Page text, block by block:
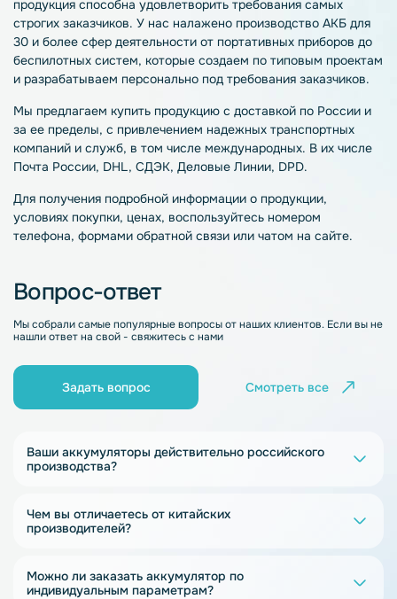
продукция способна удовлетворить требования самых
строгих заказчиков. У нас налажено производство АКБ для
30 и более сфер деятельности от портативных приборов до
беспилотных систем, которые создаем по типовым проектам
и разрабатываем персонально под требования заказчиков.
Мы предлагаем купить продукцию с доставкой по России и
за ее пределы, с привлечением надежных транспортных
компаний и служб, в том числе международных. В их числе
Почта России, DHL, СДЭК, Деловые Линии, DPD.
Для получения подробной информации о продукции,
условиях покупки, ценах, воспользуйтесь номером
телефона, формами обратной связи или чатом на сайте.
Вопрос-ответ
Мы собрали самые популярные вопросы от наших клиентов. Если вы не
нашли ответ на свой - свяжитесь с нами
Задать вопрос Смотреть все
Ваши аккумуляторы действительно российского
производства?
Чем вы отличаетесь от китайских
производителей?
Можно ли заказать аккумулятор по
индивидуальным параметрам?